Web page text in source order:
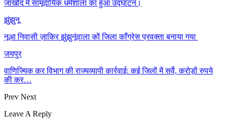
जाखोद में सामूदायिक धर्मशाला का हुआ उद्घाटन।
झुंझुनू
नूआ निवासी ज़ाकिर झुंझुनूंवाला कों जिला काँग्रेस प्रवक्ता बनाया गया
जयपुर
वाणिज्यिक कर विभाग की राज्यव्यापी कार्रवाई: कई जिलों में सर्वे, करोड़ों रुपये
की कर…
Prev Next
Leave A Reply